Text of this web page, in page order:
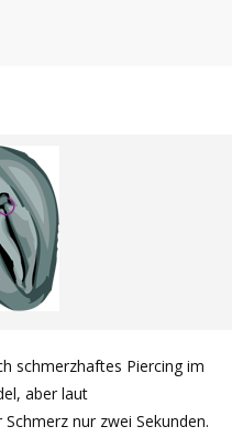
schmerzhaftes Piercing im
aber laut
nur zwei Sekunden.